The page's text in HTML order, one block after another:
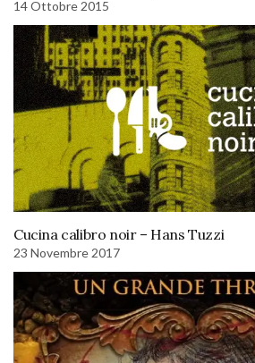
14 Ottobre 2015
Cucina calibro noir – Hans Tuzzi
23 Novembre 2017